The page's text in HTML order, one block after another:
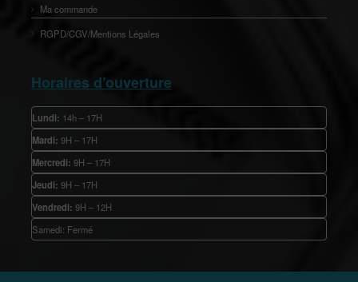
Ma commande
RGPD/CGV/Mentions Légales
Horaires d’ouverture
Lundi: 14h – 17H
Mardi: 9H – 17H
Mercredi: 9H – 17H
Jeudi: 9H – 17H
Vendredi: 9H – 12H
Samedi: Fermé